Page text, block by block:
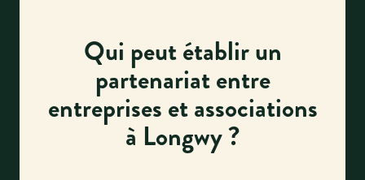
Qui peut établir un
partenariat entre
entreprises et associations
à Longwy ?